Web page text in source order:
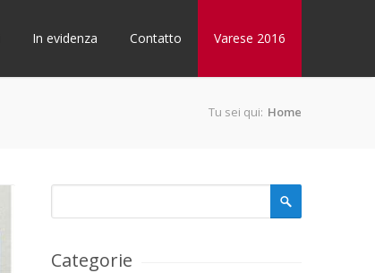
In evidenza Contatto Varese 2016
Tu sei qui: Home
Cerca
Categorie